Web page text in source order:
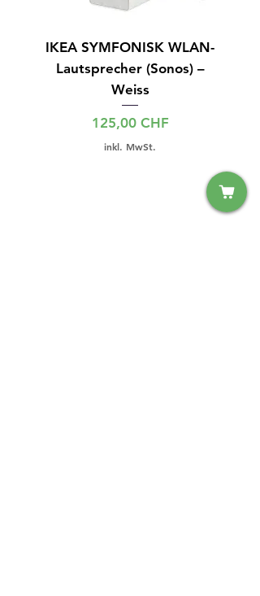
IKEA SYMFONISK WLAN-
Lautsprecher (Sonos) –
Weiss
Preis
125,00 CHF
inkl. MwSt.